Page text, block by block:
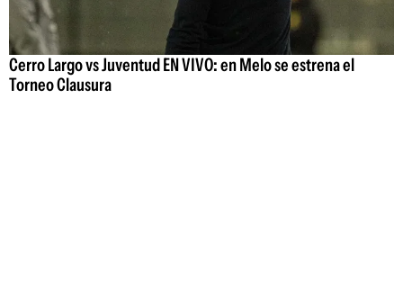
Cerro Largo vs Juventud EN VIVO: en Melo se estrena el
Torneo Clausura